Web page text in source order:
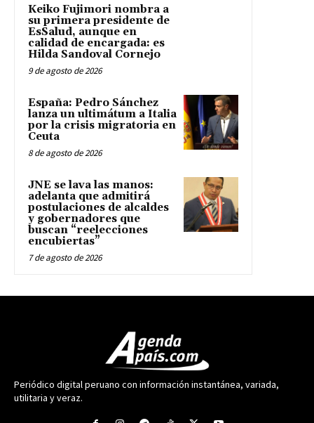
Keiko Fujimori nombra a
su primera presidente de
EsSalud, aunque en
calidad de encargada: es
Hilda Sandoval Cornejo
9 de agosto de 2026
España: Pedro Sánchez
lanza un ultimátum a Italia
por la crisis migratoria en
Ceuta
8 de agosto de 2026
JNE se lava las manos:
adelanta que admitirá
postulaciones de alcaldes
y gobernadores que
buscan “reelecciones
encubiertas”
7 de agosto de 2026
Periódico digital peruano con información instantánea, variada,
utilitaria y veraz.